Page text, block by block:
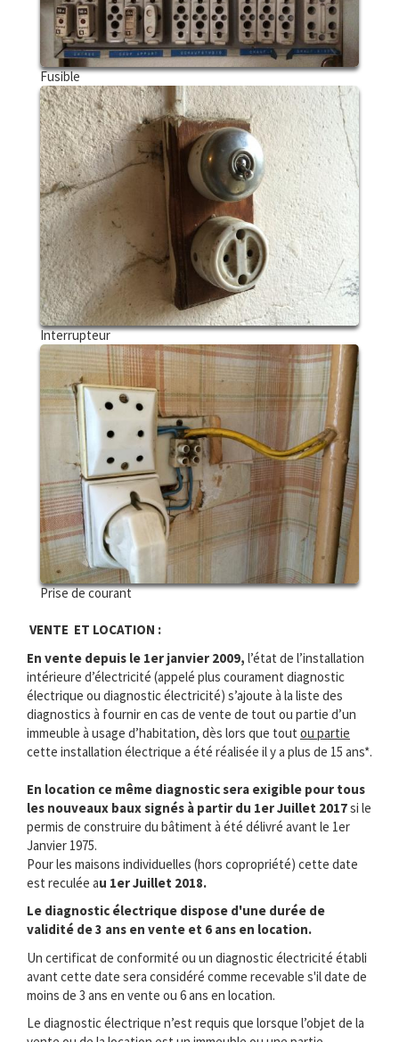
Fusible
Interrupteur
Prise de courant
VENTE ET LOCATION :
En vente depuis le 1er janvier 2009, l’état de l’installation
intérieure d’électricité (appelé plus courament diagnostic
électrique ou diagnostic électricité) s’ajoute à la liste des
diagnostics à fournir en cas de vente de tout ou partie d’un
immeuble à usage d’habitation, dès lors que tout ou partie
cette installation électrique a été réalisée il y a plus de 15 ans*.
En location ce même diagnostic sera exigible pour tous
les nouveaux baux signés à partir du 1er Juillet 2017si le
permis de construire du bâtiment à été délivré avant le 1er
Janvier 1975.
Pour les maisons individuelles (hors copropriété) cette date
est reculée au 1er Juillet 2018.
Le diagnostic électrique dispose d'une durée de
validité de 3 ans en vente et 6 ans en location.
Un certificat de conformité ou un diagnostic électricité établi
avant cette date sera considéré comme recevable s'il date de
moins de 3 ans en vente ou 6 ans en location.
Le diagnostic électrique n’est requis que lorsque l’objet de la